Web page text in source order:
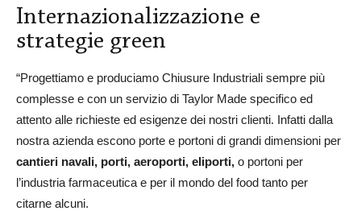
Internazionalizzazione e
strategie green
“Progettiamo e produciamo Chiusure Industriali sempre più
complesse e con un servizio di Taylor Made specifico ed
attento alle richieste ed esigenze dei nostri clienti. Infatti dalla
nostra azienda escono porte e portoni di grandi dimensioni per
cantieri navali, porti, aeroporti, eliporti, o portoni per
l’industria farmaceutica e per il mondo del food tanto per
citarne alcuni.